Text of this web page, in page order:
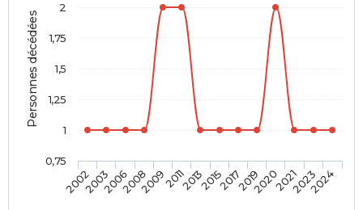
Personnes décédées
20022003200620082009201120132015201720192020202120232024
0,75
1
1,25
1,5
1,75
2